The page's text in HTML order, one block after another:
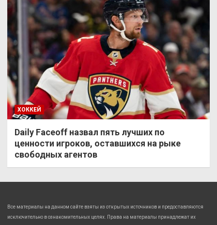
ХОККЕЙ
Daily Faceoff назвал пять лучших по
ценности игроков, оставшихся на рыке
свободных агентов
Все материалы на данном сайте взяты из открытых источников и предоставляются
исключительно в ознакомительных целях. Права на материалы принадлежат их